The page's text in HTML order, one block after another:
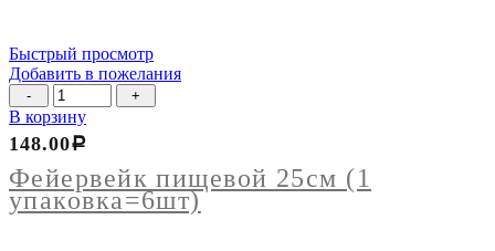
Быстрый просмотр
Добавить в пожелания
Количество
товара
Фейервейк
пищевой
25см
(1
упаковка=6шт)
В корзину
Фейервейк пищевой 25см (1
упаковка=6шт)
148.00Р